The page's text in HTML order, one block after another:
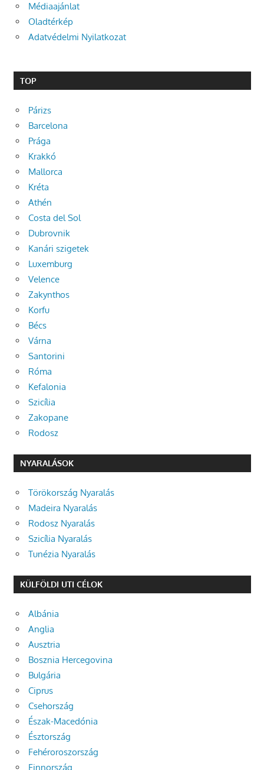
Médiaajánlat
Oladtérkép
Adatvédelmi Nyilatkozat
TOP
Párizs
Barcelona
Prága
Krakkó
Mallorca
Kréta
Athén
Costa del Sol
Dubrovnik
Kanári szigetek
Luxemburg
Velence
Zakynthos
Korfu
Bécs
Várna
Santorini
Róma
Kefalonia
Szicília
Zakopane
Rodosz
NYARALÁSOK
Törökország Nyaralás
Madeira Nyaralás
Rodosz Nyaralás
Szicília Nyaralás
Tunézia Nyaralás
KÜLFÖLDI UTI CÉLOK
Albánia
Anglia
Ausztria
Bosznia Hercegovina
Bulgária
Ciprus
Csehország
Észak-Macedónia
Észtország
Fehéroroszország
Finnország